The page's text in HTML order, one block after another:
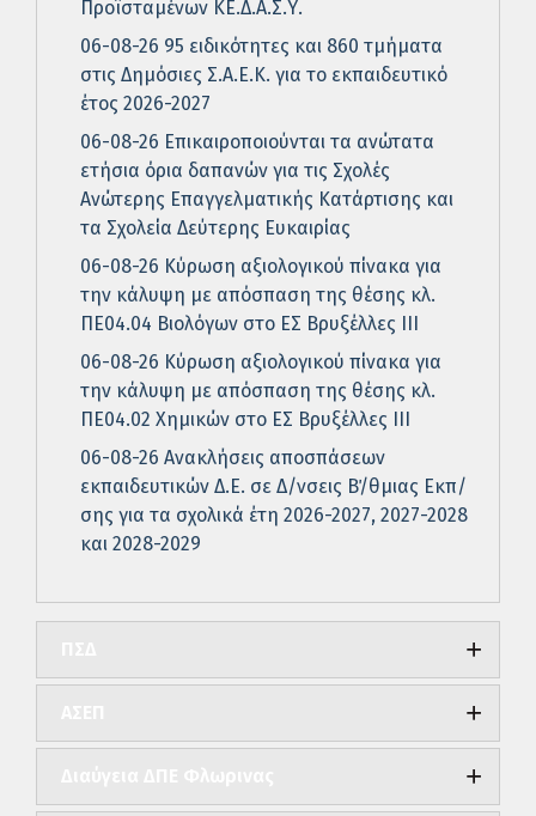
Προϊσταμένων ΚΕ.Δ.Α.Σ.Υ.
06-08-26 95 ειδικότητες και 860 τμήματα
στις Δημόσιες Σ.Α.Ε.Κ. για το εκπαιδευτικό
έτος 2026-2027
06-08-26 Επικαιροποιούνται τα ανώτατα
ετήσια όρια δαπανών για τις Σχολές
Ανώτερης Επαγγελματικής Κατάρτισης και
τα Σχολεία Δεύτερης Ευκαιρίας
06-08-26 Κύρωση αξιολογικού πίνακα για
την κάλυψη με απόσπαση της θέσης κλ.
ΠΕ04.04 Βιολόγων στο ΕΣ Βρυξέλλες ΙΙΙ
06-08-26 Κύρωση αξιολογικού πίνακα για
την κάλυψη με απόσπαση της θέσης κλ.
ΠΕ04.02 Χημικών στο ΕΣ Βρυξέλλες ΙΙΙ
06-08-26 Ανακλήσεις αποσπάσεων
εκπαιδευτικών Δ.Ε. σε Δ/νσεις Β΄/θμιας Εκπ/
σης για τα σχολικά έτη 2026-2027, 2027-2028
και 2028-2029